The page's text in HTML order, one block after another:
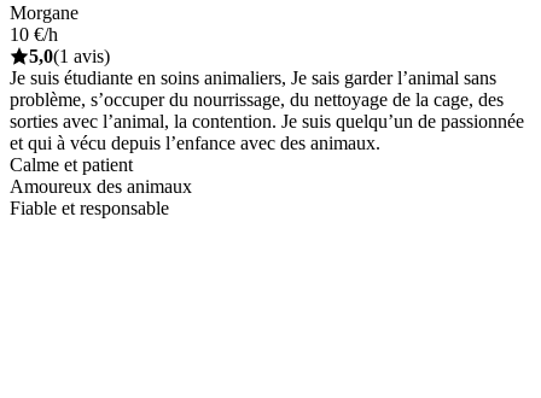
Morgane
10 €/h
5,0(1 avis)
Je suis étudiante en soins animaliers, Je sais garder l’animal sans
problème, s’occuper du nourrissage, du nettoyage de la cage, des
sorties avec l’animal, la contention. Je suis quelqu’un de passionnée
et qui à vécu depuis l’enfance avec des animaux.
Calme et patient
Amoureux des animaux
Fiable et responsable